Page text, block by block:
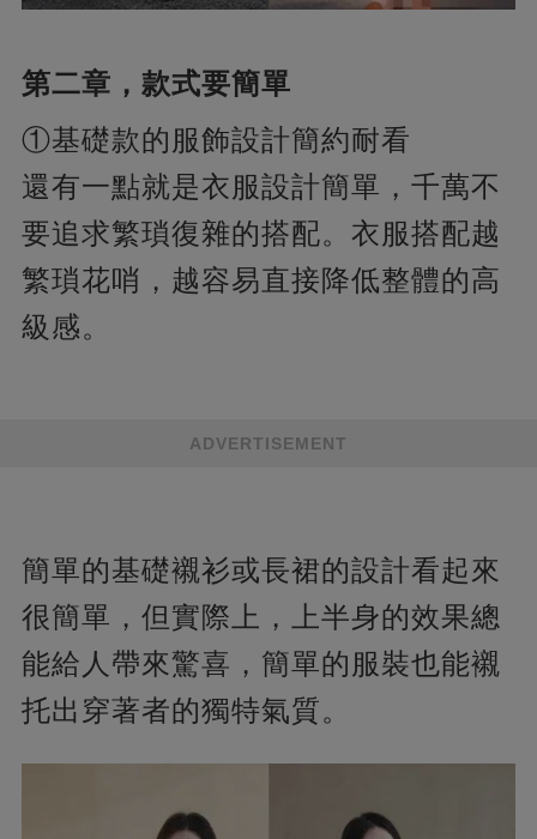
第二章，款式要簡單
①基礎款的服飾設計簡約耐看
還有一點就是衣服設計簡單，千萬不
要追求繁瑣復雜的搭配。衣服搭配越
繁瑣花哨，越容易直接降低整體的高
級感。
ADVERTISEMENT
簡單的基礎襯衫或長裙的設計看起來
很簡單，但實際上，上半身的效果總
能給人帶來驚喜，簡單的服裝也能襯
托出穿著者的獨特氣質。